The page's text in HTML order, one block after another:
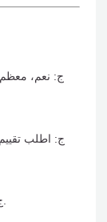
ج: نعم، معظم
ج: اطلب